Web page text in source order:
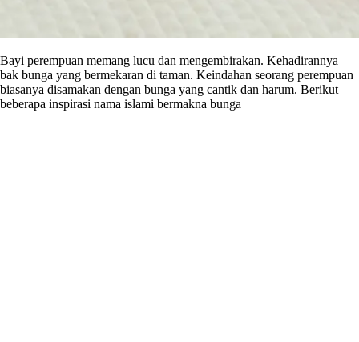
Bayi perempuan memang lucu dan mengembirakan. Kehadirannya
bak bunga yang bermekaran di taman. Keindahan seorang perempuan
biasanya disamakan dengan bunga yang cantik dan harum. Berikut
beberapa inspirasi nama islami bermakna bunga